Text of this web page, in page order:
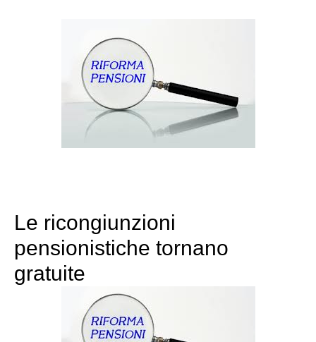
Le ricongiunzioni
pensionistiche tornano
gratuite